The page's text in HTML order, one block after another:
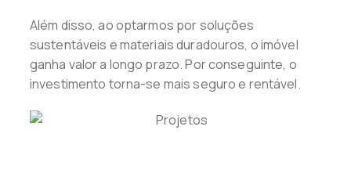
Além disso, ao optarmos por soluções
sustentáveis e materiais duradouros, o imóvel
ganha valor a longo prazo. Por conseguinte, o
investimento torna-se mais seguro e rentável.